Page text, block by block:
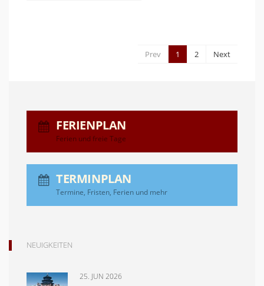
Prev 1 2 Next
FERIENPLAN
Ferien und freie Tage
TERMINPLAN
Termine, Fristen, Ferien und mehr
NEUIGKEITEN
25. JUN 2026